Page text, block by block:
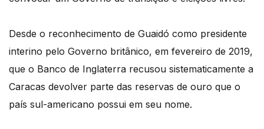
Desde o reconhecimento de Guaidó como presidente
interino pelo Governo britânico, em fevereiro de 2019,
que o Banco de Inglaterra recusou sistematicamente a
Caracas devolver parte das reservas de ouro que o
país sul-americano possui em seu nome.